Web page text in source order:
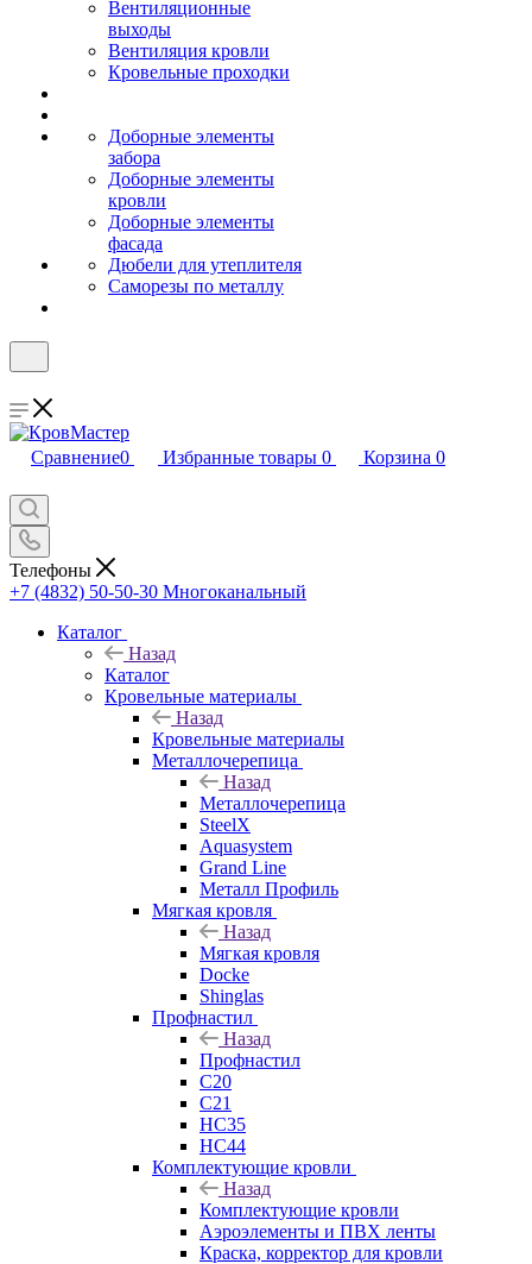
Вентиляционные
выходы
Вентиляция кровли
Кровельные проходки
Доборные элементы
забора
Доборные элементы
кровли
Доборные элементы
фасада
Дюбели для утеплителя
Саморезы по металлу
Сравнение0 Избранные товары 0 Корзина 0
Телефоны
+7 (4832) 50-50-30 Многоканальный
Каталог
Назад
Каталог
Кровельные материалы
Назад
Кровельные материалы
Металлочерепица
Назад
Металлочерепица
SteelX
Aquasystem
Grand Line
Металл Профиль
Мягкая кровля
Назад
Мягкая кровля
Docke
Shinglas
Профнастил
Назад
Профнастил
C20
C21
НС35
НС44
Комплектующие кровли
Назад
Комплектующие кровли
Аэроэлементы и ПВХ ленты
Краска, корректор для кровли